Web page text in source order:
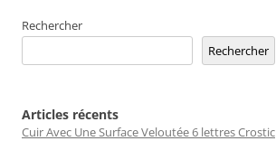
Rechercher
Rechercher
Articles récents
Cuir Avec Une Surface Veloutée 6 lettres Crostic